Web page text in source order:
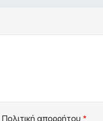
Πολιτική απορρήτου